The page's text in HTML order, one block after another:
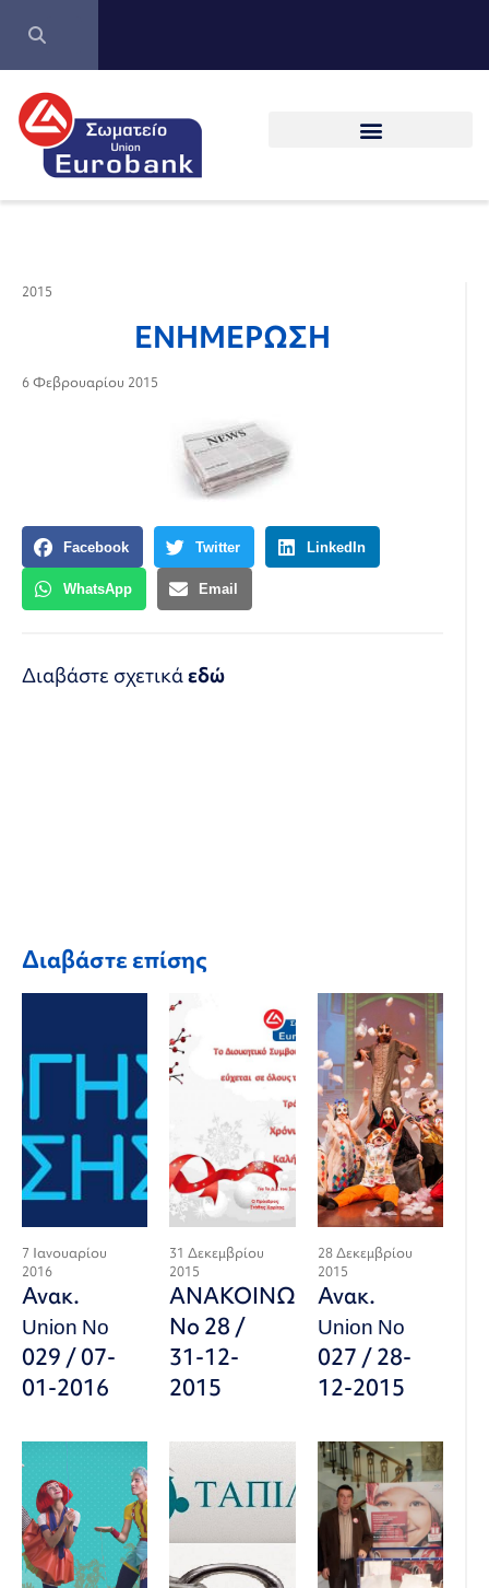
2015
ΕΝΗΜΕΡΩΣΗ
6 Φεβρουαρίου 2015
Facebook Twitter LinkedIn
WhatsApp Email
Διαβάστε σχετικάεδώ
Διαβάστε επίσης
7 Ιανουαρίου
2016
Ανακ.
Union No
029 / 07-
01-2016
31 Δεκεμβρίου
2015
ΑΝΑΚΟΙΝΩΣΗ
Νο 28 /
31-12-
2015
28 Δεκεμβρίου
2015
Ανακ.
Union No
027 / 28-
12-2015